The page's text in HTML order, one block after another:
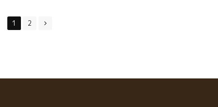
り。 そして、ジャンフランソワ・ニックの親友でもあり、今では
が笑顔で迎えてくれました。 わかりやすい自然派ワインの説明
Posts
navigation
1 2